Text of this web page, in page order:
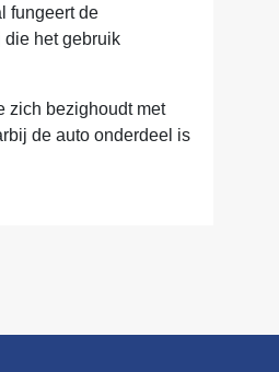
fungeert de
die het gebruik
zich bezighoudt met
de auto onderdeel is